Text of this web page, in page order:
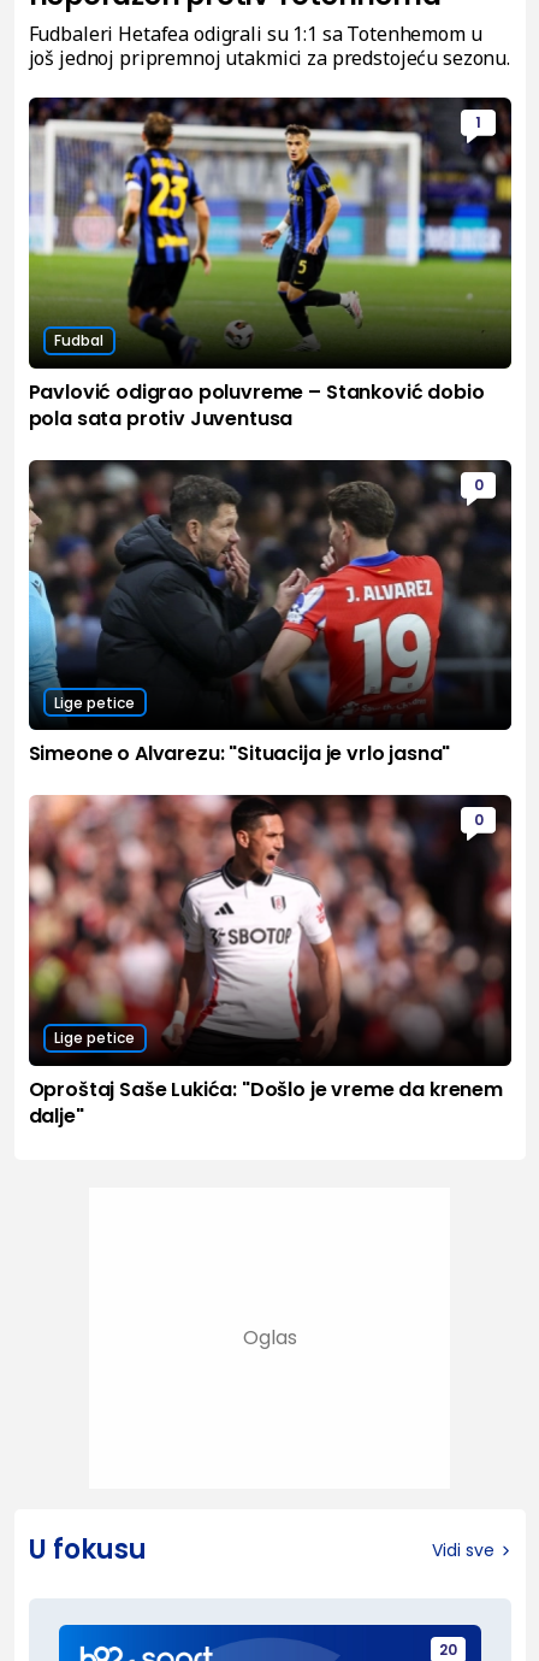
Fudbaleri Hetafea odigrali su 1:1 sa Totenhemom u
još jednoj pripremnoj utakmici za predstojeću sezonu.
1
Fudbal
Pavlović odigrao poluvreme – Stanković dobio
pola sata protiv Juventusa
0
Lige petice
Simeone o Alvarezu: "Situacija je vrlo jasna"
0
Lige petice
Oproštaj Saše Lukića: "Došlo je vreme da krenem
dalje"
U fokusu Vidi sve
20